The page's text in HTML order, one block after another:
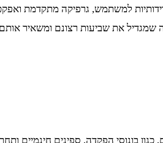
למשתמש, גרפיקה מתקדמת
בונוסי הפקדה, ספינים חינמיים